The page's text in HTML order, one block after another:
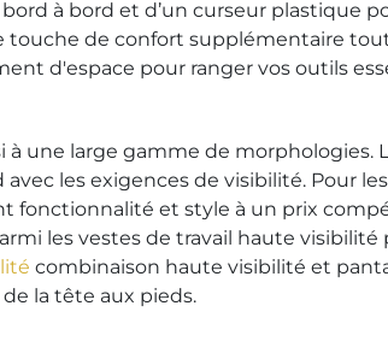
à bord et d’un curseur plastique
touche de confort supplémentaire
d'espace pour ranger vos outils
une large gamme de morphologies.
les exigences de visibilité. Pour
fonctionnalité et style à un prix
les vestes de travail haute
combinaison haute visibilité et
la tête aux pieds.